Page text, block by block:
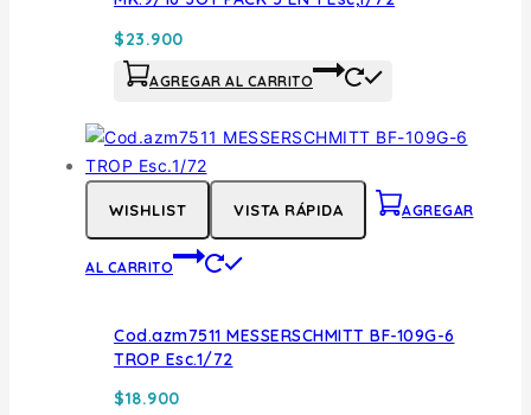
$23.900
AGREGAR AL CARRITO
WISHLIST VISTA RÁPIDA AGREGAR
AL CARRITO
Cod.azm7511 MESSERSCHMITT BF-109G-6
TROP Esc.1/72
$18.900